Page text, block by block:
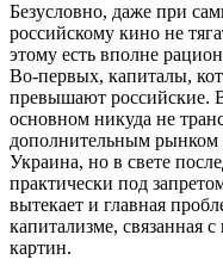
Безусловно, даже при
российскому кино не
этому есть вполне
Во-первых, капиталы,
превышают российские.
основном никуда не
дополнительным
Украина, но в свете
практически под
вытекает и главная
капитализме, связанная
картин.